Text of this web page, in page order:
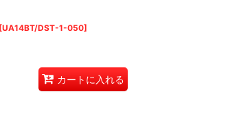
[UA14BT/DST-1-050]
カートに入れる